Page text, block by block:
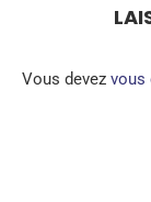
Vous devez vous